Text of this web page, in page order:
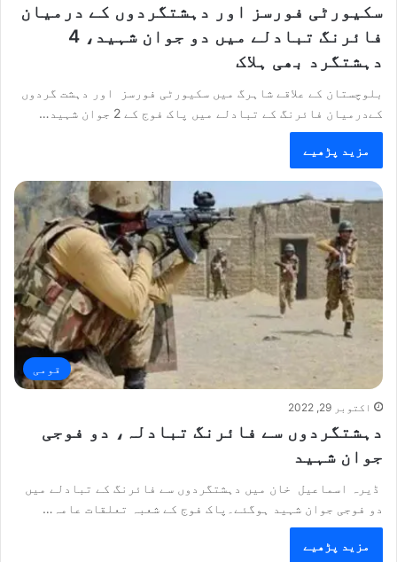
سکیورٹی فورسز اور دہشتگردوں کے درمیان
فائرنگ تبادلے میں دو جوان شہید، 4
دہشتگرد بھی ہلاک
بلوچستان کے علاقے شاہرگ میں سکیورٹی فورسز اور دہشت گردوں
کےدرمیان فائرنگ کے تبادلے میں پاک فوج کے 2 جوان شہید…
مزید پڑھیے
قومی
اکتوبر 29, 2022
دہشتگردوں سے فائرنگ تبادلہ، دو فوجی
جوان شہید
ڈیرہ اسماعیل خان میں دہشتگردوں سے فائرنگ کے تبادلے میں
دو فوجی جوان شہید ہوگئے۔پاک فوج کے شعبہ تعلقات عامہ…
مزید پڑھیے